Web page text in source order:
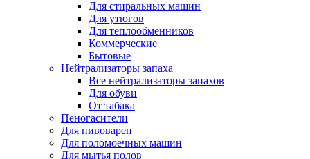
Для стиральных машин
Для утюгов
Для теплообменников
Коммерческие
Бытовые
Нейтрализаторы запаха
Все нейтрализаторы запахов
Для обуви
От табака
Пеногасители
Для пивоварен
Для поломоечных машин
Для мытья полов